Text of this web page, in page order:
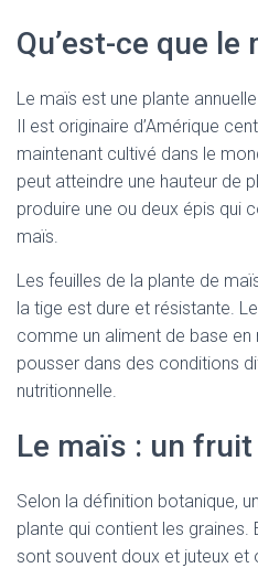
Qu’est-ce que le
Le maïs est une plante
Il est originaire d’Amérique
maintenant cultivé dans le
peut atteindre une hauteur de
produire une ou deux épis qui
maïs.
Les feuilles de la plante de
la tige est dure et résistante.
comme un aliment de base
pousser dans des conditions
nutritionnelle.
Le maïs : un fruit
Selon la définition botanique,
plante qui contient les graines.
sont souvent doux et juteux et